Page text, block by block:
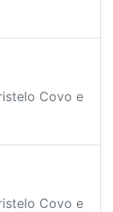
Covo e
Covo e